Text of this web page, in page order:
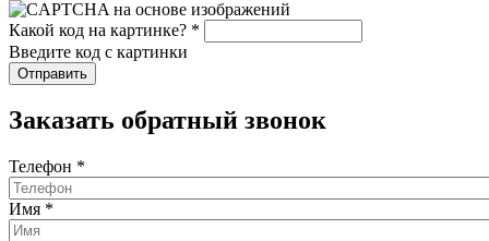
Какой код на картинке? *
Введите код с картинки
Заказать обратный звонок
Телефон *
Имя *